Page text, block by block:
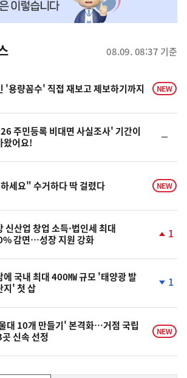
08.09. 08:37 기준
'용량꼼수' 직접 재보고 제보하기까지 NEW
주민등록 비대면 사실조사' 기간이
왔어요!
일
세요" 수거하다 딱 걸렸다 NEW
신산업 창업 소득·법인세 최대
감면…성장 지원 강화
상
1
에 국내 최대 400㎿ 규모 '태양광 발
지' 첫 삽
하
락
1
대 10개 만들기' 본격화…거점 국립
신속 선정
NEW